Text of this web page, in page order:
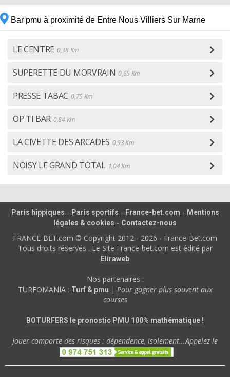
Bar pmu à proximité de Entre Nous Villiers Sur Marne
LE CENTRE 0,38 Km
SUPERETTE DU MORVRAIN 0,65 Km
PRESSE TABAC 0,75 Km
OP TI BAR 0,84 Km
LA CIVETTE DES ARCADES 0,93 Km
NOISY LE GRAND TOTAL 1,04 Km
Paris hippiques - Paris sportifs - France-bet.com - Mentions
légales & cookies - Contactez-nous
FRANCE-BET.com © Copyright 2012 - 2026 - France-Bet.com
Tous droits réservés . Le Site France-bet.com est édité par
Eliraweb
Nos partenaires :
TURFOMANIA : Turf & pmu | Pour gagner plus souvent aux
courses
BOTURFERS le pronostic PMU 100% mathématique !
Jouer comporte des risques : dépendence, isolement...Appelez le